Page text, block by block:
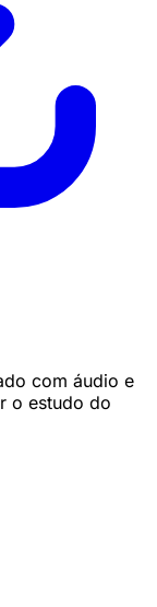
com áudio e
o estudo do